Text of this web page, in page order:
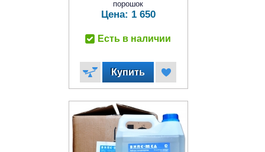
порошок
Цена: 1 650
Есть в наличии